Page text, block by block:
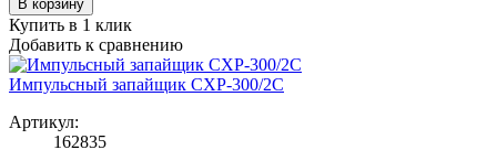
В корзину
Купить в 1 клик
Добавить к сравнению
Импульсный запайщик CXP-300/2C
Артикул:
162835